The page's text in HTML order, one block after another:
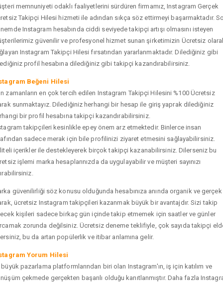
memnuniyeti odaklı faaliyetlerini sürdüren firmamız, Instagram Gerçek
Takipçi Hilesi hizmeti ile adından sıkça söz ettirmeyi başarmaktadır.
Instagram hesabında ciddi seviyede takipçi artışı olmasını isteyen
güvenilir ve profesyonel hizmet sunan şirketimizin Ücretsiz
Instagram Takipçi Hilesi fırsatından yararlanmaktadır. Dilediğiniz gibi
profil hesabına dilediğiniz gibi takipçi kazandırabilirsiniz.
Beğeni Hilesi
zamanların en çok tercih edilen Instagram Takipçi Hilesini %100 Ücretsiz
sunmaktayız. Dilediğiniz herhangi bir hesap ile giriş yaprak dilediğiniz
bir profil hesabına takipçi kazandırabilirsiniz.
takipçileri kesinlikle epey önem arz etmektedir. Binlerce insan
sadece merak için bile profilinizi ziyaret etmesini sağlayabilirsiniz.
içerikler ile destekleyerek birçok takipçi kazanabilirsiniz. Dilerseniz bu
işlemi marka hesaplarınızda da uygulayabilir ve müşteri sayınızı
güvenilirliği söz konusu olduğunda hesabınıza anında organik ve gerçek
ücretsiz Instagram takipçileri kazanmak büyük bir avantajdır. Sizi takip
kişileri sadece birkaç gün içinde takip etmemek için saatler ve günler
zorunda değilsiniz. Ücretsiz deneme teklifiyle, çok sayıda takipçi
bu da artan popülerlik ve itibar anlamına gelir.
Yorum Hilesi
büyük pazarlama platformlarından biri olan Instagram'ın, iş için katılım ve
çekmede gerçekten başarılı olduğu kanıtlanmıştır. Daha fazla